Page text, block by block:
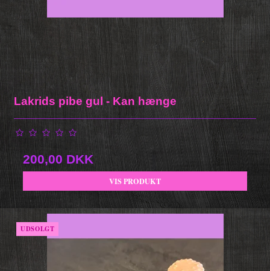
Lakrids pibe gul - Kan hænge
200,00 DKK
VIS PRODUKT
UDSOLGT